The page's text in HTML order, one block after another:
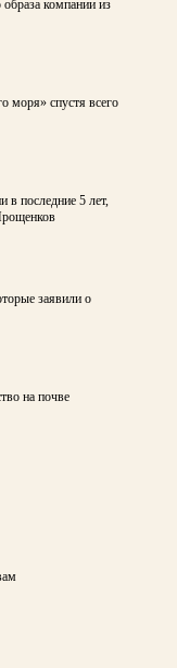
компании из
моря» спустя всего
в последние 5 лет,
заявили о
на почве